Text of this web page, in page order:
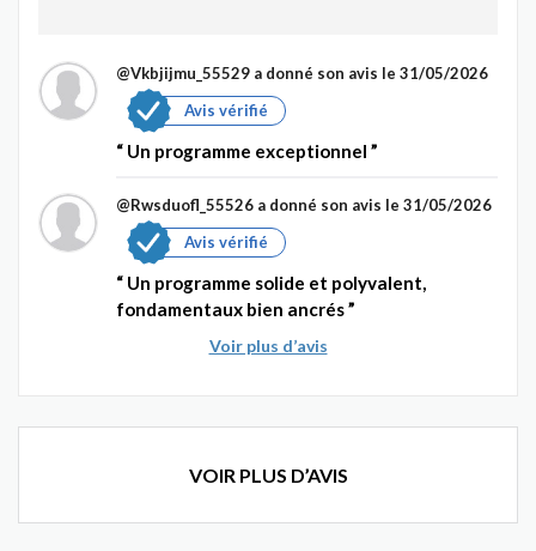
@Vkbjijmu_55529 a donné son avis le 31/05/2026
Avis vérifié
Un programme exceptionnel
@Rwsduofl_55526 a donné son avis le 31/05/2026
Avis vérifié
Un programme solide et polyvalent,
fondamentaux bien ancrés
Voir plus d’avis
VOIR PLUS D’AVIS